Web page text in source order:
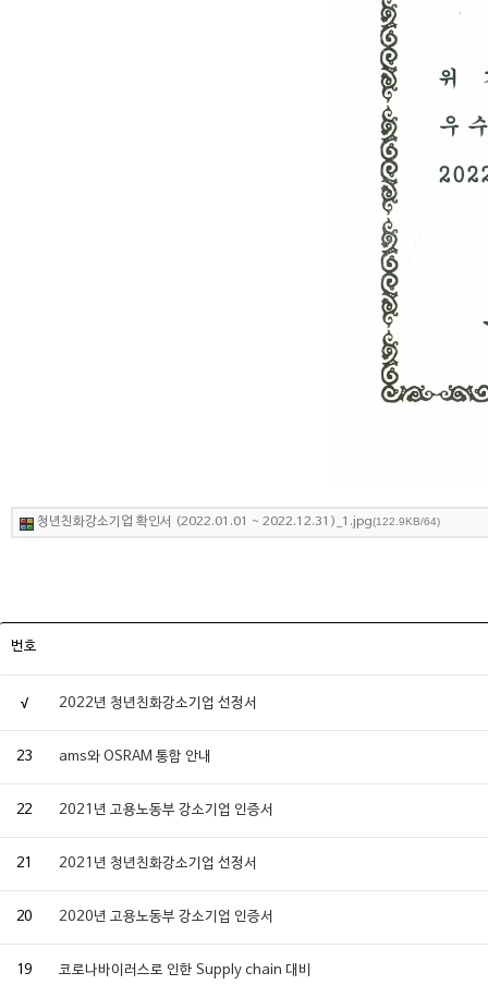
청년친화강소기업 확인서 (2022.01.01 ~ 2022.12.31)_1.jpg(122.9KB/64)
번호
√ 2022년 청년친화강소기업 선정서
23 ams와 OSRAM 통합 안내
22 2021년 고용노동부 강소기업 인증서
21 2021년 청년친화강소기업 선정서
20 2020년 고용노동부 강소기업 인증서
19 코로나바이러스로 인한 Supply chain 대비